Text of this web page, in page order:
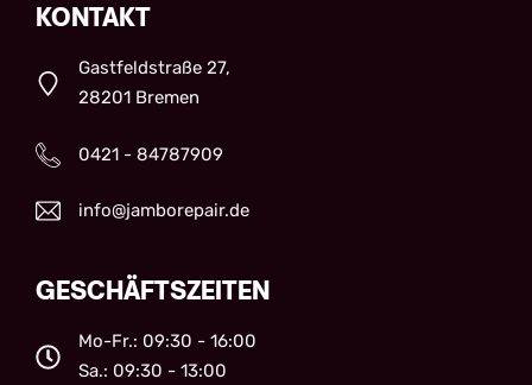
KONTAKT
Gastfeldstraße 27,
28201 Bremen
0421 - 84787909
info@jamborepair.de
GESCHÄFTSZEITEN
Mo-Fr.: 09:30 - 16:00
Sa.: 09:30 - 13:00